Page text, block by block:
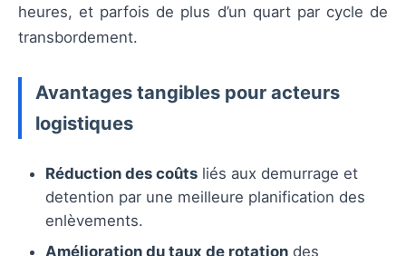
heures, et parfois de plus d’un quart par cycle de
transbordement.
Avantages tangibles pour acteurs
logistiques
Réduction des coûts liés aux demurrage et
detention par une meilleure planification des
enlèvements.
Amélioration du taux de rotation des